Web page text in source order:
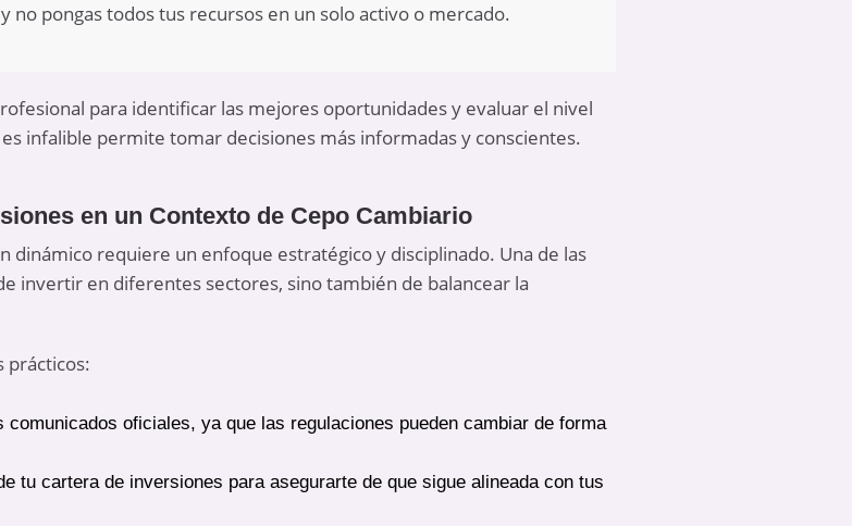
no pongas todos tus recursos en un solo activo o mercado.
para identificar las mejores oportunidades y evaluar el nivel
infalible permite tomar decisiones más informadas y conscientes.
en un Contexto de Cepo Cambiario
requiere un enfoque estratégico y disciplinado. Una de las
invertir en diferentes sectores, sino también de balancear la
prácticos:
oficiales, ya que las regulaciones pueden cambiar de forma
tu cartera de inversiones para asegurarte de que sigue alineada con tus